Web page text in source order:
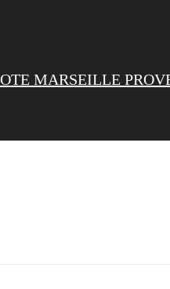
MARSEILLE